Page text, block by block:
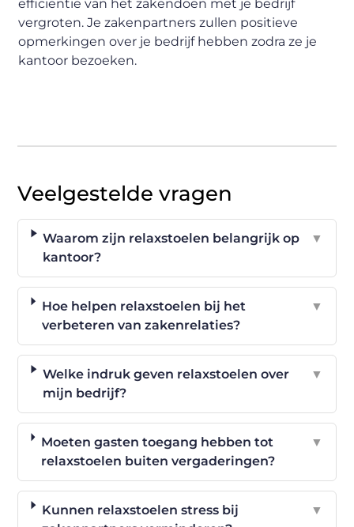
efficiëntie van het zakendoen met je bedrijf
vergroten. Je zakenpartners zullen positieve
opmerkingen over je bedrijf hebben zodra ze je
kantoor bezoeken.
Veelgestelde vragen
Waarom zijn relaxstoelen belangrijk op
kantoor?
▼
Hoe helpen relaxstoelen bij het
verbeteren van zakenrelaties?
▼
Welke indruk geven relaxstoelen over
mijn bedrijf?
▼
Moeten gasten toegang hebben tot
relaxstoelen buiten vergaderingen?
▼
Kunnen relaxstoelen stress bij
▼